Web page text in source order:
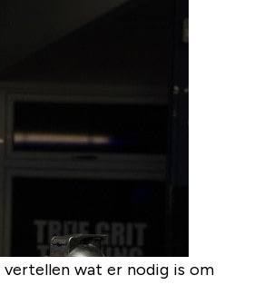
wat er nodig is om